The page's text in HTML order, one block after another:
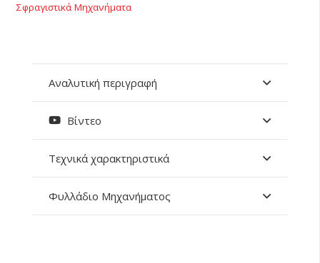
Σφραγιστικά Μηχανήματα
Αναλυτική περιγραφή
Βίντεο
Τεχνικά χαρακτηριστικά
Φυλλάδιο Μηχανήματος